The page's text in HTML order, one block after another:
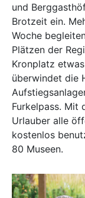
und
Brotzeit ein.
Woche
Plätzen der
Kronplatz
überwindet die
Furkelpass. Mit
Urlauber alle
kostenlos
80 Museen.